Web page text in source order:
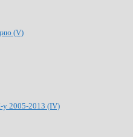
(V)
у 2005-2013 (IV)